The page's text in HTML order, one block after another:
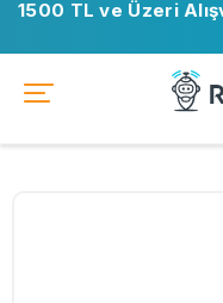
1500 TL ve Üzeri